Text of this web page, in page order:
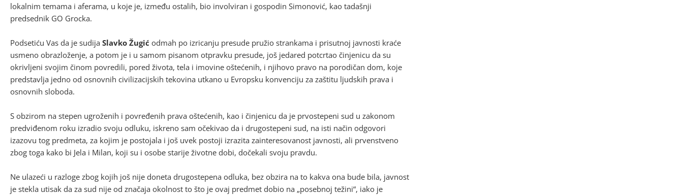
lokalnim temama i aferama, u koje je, između ostalih, bio involviran i gospodin Simonović, kao tadašnji
predsednik GO Grocka.
Podsetiću Vas da je sudija Slavko Žugić odmah po izricanju presude pružio strankama i prisutnoj javnosti kraće
usmeno obrazloženje, a potom je i u samom pisanom otpravku presude, još jedared potcrtao činjenicu da su
okrivljeni svojim činom povredili, pored života, tela i imovine oštećenih, i njihovo pravo na porodičan dom, koje
predstavlja jedno od osnovnih civilizacijskih tekovina utkano u Evropsku konvenciju za zaštitu ljudskih prava i
osnovnih sloboda.
S obzirom na stepen ugroženih i povređenih prava oštećenih, kao i činjenicu da je prvostepeni sud u zakonom
predviđenom roku izradio svoju odluku, iskreno sam očekivao da i drugostepeni sud, na isti način odgovori
izazovu tog predmeta, za kojim je postojala i još uvek postoji izrazita zainteresovanost javnosti, ali prvenstveno
zbog toga kako bi Jela i Milan, koji su i osobe starije životne dobi, dočekali svoju pravdu.
Ne ulazeći u razloge zbog kojih još nije doneta drugostepena odluka, bez obzira na to kakva ona bude bila, javnost
je stekla utisak da za sud nije od značaja okolnost to što je ovaj predmet dobio na „posebnoj težini“, iako je